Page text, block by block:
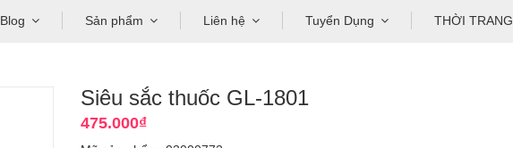
Blog Sản phẩm Liên hệ Tuyển Dụng THỜI TRANG
Siêu sắc thuốc GL-1801
475.000₫